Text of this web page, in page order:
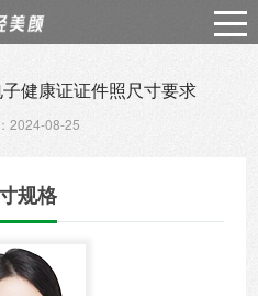
健康证证件照尺寸要求
2024-08-25
规格